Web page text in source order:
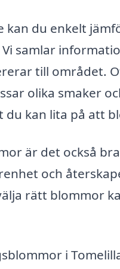
du enkelt
samlar
till området.
olika smaker
du kan lita på att
är det också
och
rätt blommor
i